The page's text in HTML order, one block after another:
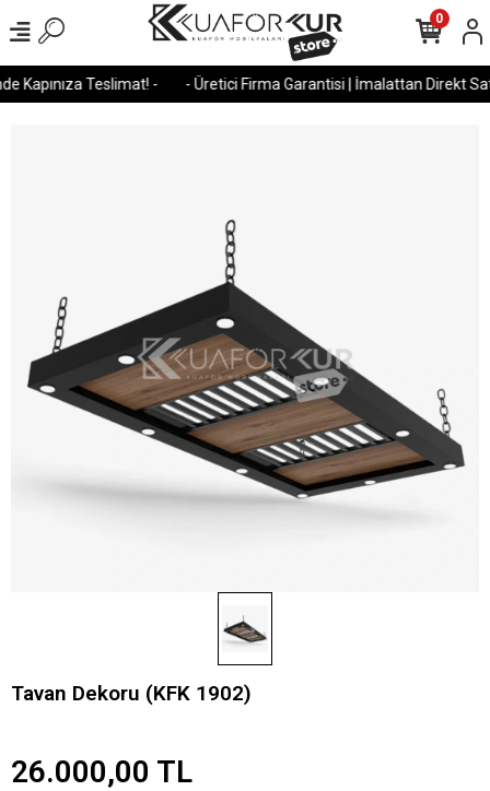
Kapınıza Teslimat! - - Üretici Firma Garantisi | İmalattan Direkt
0
Tavan Dekoru (KFK 1902)
26.000,00 TL